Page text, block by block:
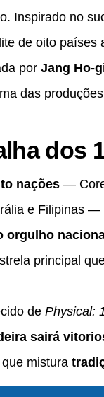
Inspirado no
de oito países
por Jang Ho-
das
dos
nações—
e Filipinas
orgulho
principal
de Physical:
sairá
mistura